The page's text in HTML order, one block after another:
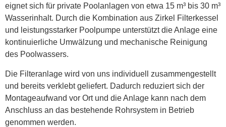
eignet sich für private Poolanlagen von etwa 15 m³ bis 30 m³
Wasserinhalt. Durch die Kombination aus Zirkel Filterkessel
und leistungsstarker Poolpumpe unterstützt die Anlage eine
kontinuierliche Umwälzung und mechanische Reinigung
des Poolwassers.
Die Filteranlage wird von uns individuell zusammengestellt
und bereits verklebt geliefert. Dadurch reduziert sich der
Montageaufwand vor Ort und die Anlage kann nach dem
Anschluss an das bestehende Rohrsystem in Betrieb
genommen werden.